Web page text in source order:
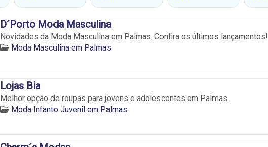
D´Porto Moda Masculina
Novidades da Moda Masculina em Palmas. Confira os últimos lançamentos!
Moda Masculina em Palmas
Lojas Bia
Melhor opção de roupas para jovens e adolescentes em Palmas.
Moda Infanto Juvenil em Palmas